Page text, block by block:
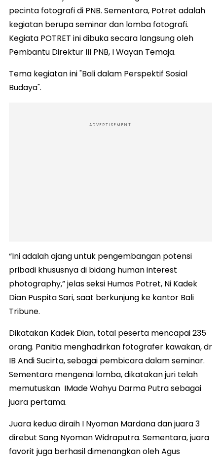
pecinta fotografi di PNB. Sementara, Potret adalah
kegiatan berupa seminar dan lomba fotografi.
Kegiata POTRET ini dibuka secara langsung oleh
Pembantu Direktur III PNB, I Wayan Temaja.
Tema kegiatan ini "Bali dalam Perspektif Sosial
Budaya".
ADVERTISEMENT
“Ini adalah ajang untuk pengembangan potensi
pribadi khususnya di bidang human interest
photography,” jelas seksi Humas Potret, Ni Kadek
Dian Puspita Sari, saat berkunjung ke kantor Bali
Tribune.
Dikatakan Kadek Dian, total peserta mencapai 235
orang. Panitia menghadirkan fotografer kawakan, dr
IB Andi Sucirta, sebagai pembicara dalam seminar.
Sementara mengenai lomba, dikatakan juri telah
memutuskan IMade Wahyu Darma Putra sebagai
juara pertama.
Juara kedua diraih I Nyoman Mardana dan juara 3
direbut Sang Nyoman Widraputra. Sementara, juara
favorit juga berhasil dimenangkan oleh Agus